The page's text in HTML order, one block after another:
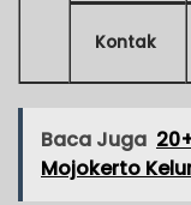
Kontak
Baca Juga
Mojokerto